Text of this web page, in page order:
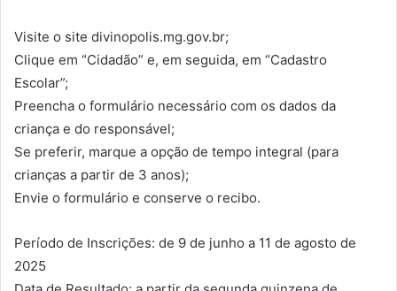
Visite o site divinopolis.mg.gov.br;
Clique em “Cidadão” e, em seguida, em “Cadastro
Escolar”;
Preencha o formulário necessário com os dados da
criança e do responsável;
Se preferir, marque a opção de tempo integral (para
crianças a partir de 3 anos);
Envie o formulário e conserve o recibo.
Período de Inscrições: de 9 de junho a 11 de agosto de
2025